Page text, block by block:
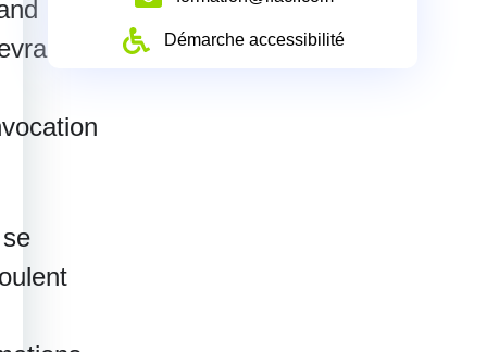
Démarche accessibilité
je